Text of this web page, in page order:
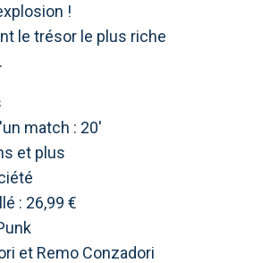
!
le trésor le plus riche
match : 20'
et plus
: 26,99 €
et Remo Conzadori